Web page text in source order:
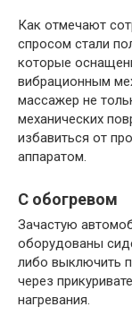
Как отмечают
спросом стали
которые
вибрационным
массажер не
механических
избавиться от
аппаратом.
С обогревом
Зачастую
оборудованы
либо выключить
через
нагревания.